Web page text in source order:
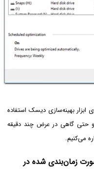
ابزار بهینه‌سازی دیسک استفاده
کردن در کمتر از ۱ ساعت و حتی گاهی در عرض چند دقیقه
می‌کنیم.
زمان‌بندی شده در